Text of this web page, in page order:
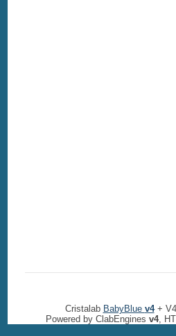
Cristalab BabyBlue v4+
Powered by ClabEngines v4,